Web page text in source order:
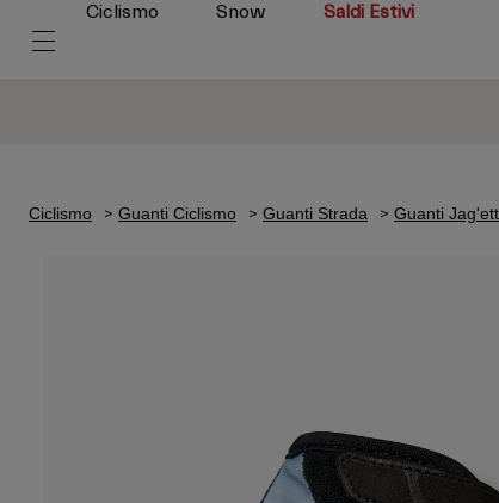
Ciclismo Snow Saldi Estivi
Ciclismo Guanti Ciclismo Guanti Strada Guanti